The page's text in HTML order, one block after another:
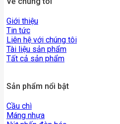
Giới thiệu
Tin tức
Liên hệ với chúng tôi
Tài liệu sản phẩm
Tất cả sản phẩm
Sản phẩm nổi bật
Cầu chì
Máng nhựa